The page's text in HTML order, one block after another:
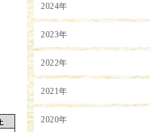
2024年
2023年
2022年
2021年
2020年